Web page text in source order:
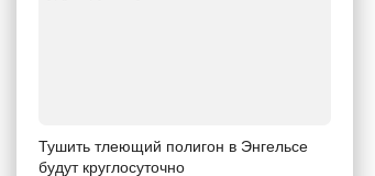
Тушить тлеющий полигон в Энгельсе
будут круглосуточно